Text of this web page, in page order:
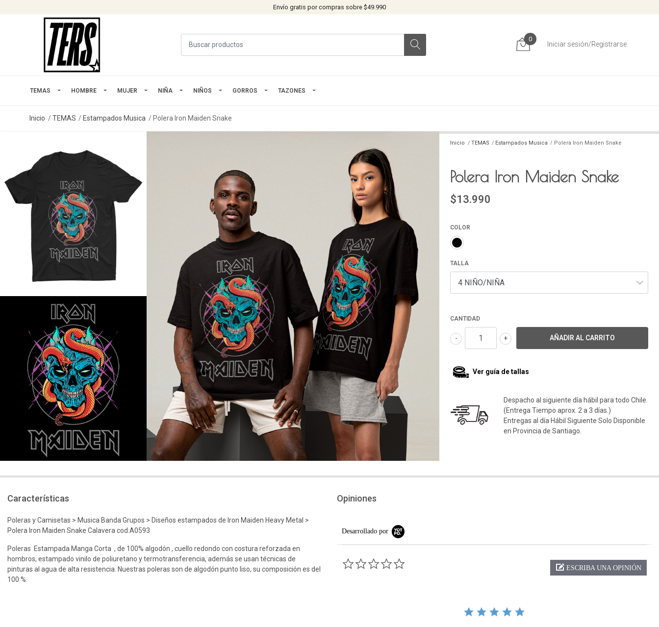
Envío gratis por compras sobre $49.990
0
Iniciar sesión/Registrarse
TEMAS HOMBRE MUJER NIÑA NIÑOS GORROS TAZONES
Inicio TEMAS Estampados Musica Polera Iron Maiden Snake
Inicio TEMAS Estampados Musica Polera Iron Maiden Snake
Polera Iron Maiden Snake
$13.990
COLOR
TALLA
CANTIDAD
+
-
Ver guía de tallas
Despacho al siguiente día hábil para todo Chile.
(Entrega Tiempo aprox. 2 a 3 días.)
Entregas al día Hábil Siguiente Solo Disponible
en Provincia de Santiago.
Características
Poleras y Camisetas > Musica Banda Grupos > Diseños estampados de Iron Maiden Heavy Metal >
Polera Iron Maiden Snake Calavera cod:A0593
Poleras Estampada Manga Corta , de 100% algodón , cuello redondo con costura reforzada en
hombros, estampado vinilo de poliuretano y termotransferencia, además se usan técnicas de
pinturas al agua de alta resistencia. Nuestras poleras son de algodón punto liso, su composición es del
100 %.
Opiniones
Desarrollado por
ESCRIBA UNA OPINIÓN